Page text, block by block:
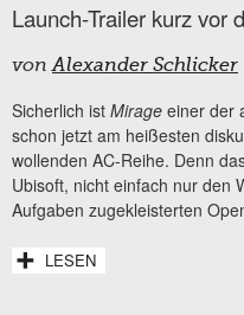
Launch-Trailer kurz vor
vonAlexander Schlicker
Sicherlich ist Mirage einer der
schon jetzt am heißesten
wollenden AC-Reihe. Denn
Ubisoft, nicht einfach nur den
Aufgaben zugekleisterten
LESEN